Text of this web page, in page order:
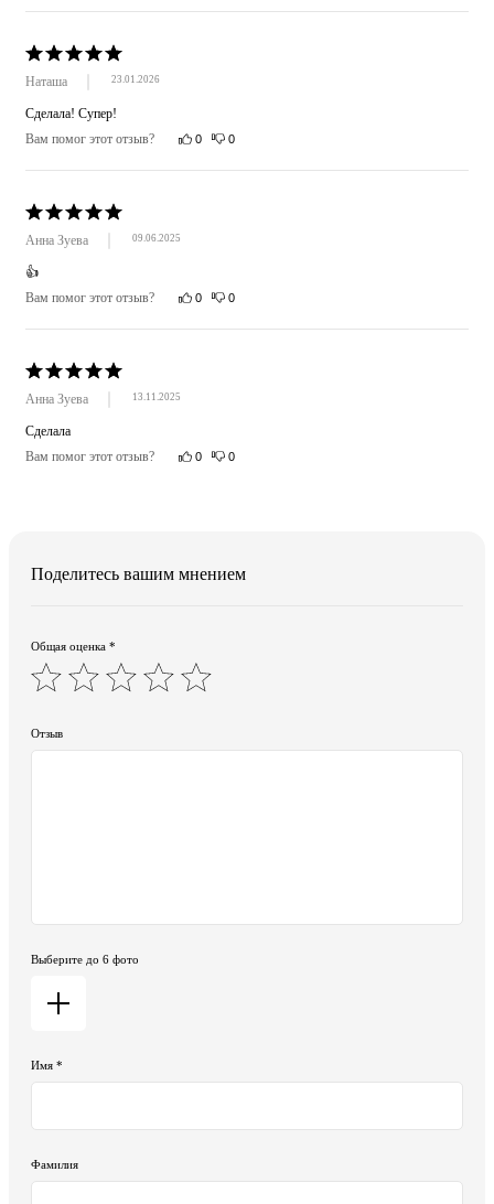
Наташа 23.01.2026
Сделала! Супер!
Вам помог этот отзыв?
0 0
Анна Зуева 09.06.2025
👍
Вам помог этот отзыв?
0 0
Анна Зуева 13.11.2025
Сделала
Вам помог этот отзыв?
0 0
Поделитесь вашим мнением
Общая оценка *
Отзыв
Выберите до 6 фото
Имя *
Фамилия